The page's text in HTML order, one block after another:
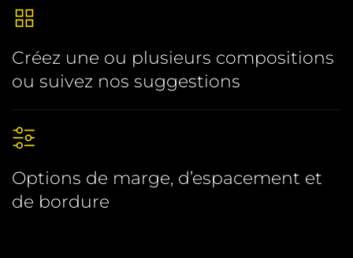
Créez une ou plusieurs compositions
ou suivez nos suggestions
Options de marge, d’espacement et
de bordure